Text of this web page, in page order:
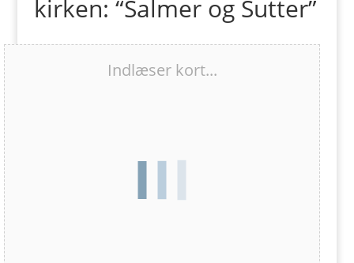
kirken: “Salmer og Sutter”
Indlæser kort...